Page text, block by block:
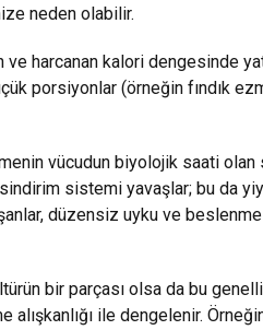
neden olabilir.
harcanan kalori dengesinde
porsiyonlar (örneğin fındık
vücudun biyolojik saati
sistemi yavaşlar; bu da
düzensiz uyku ve
bir parçası olsa da bu
ile dengelenir.